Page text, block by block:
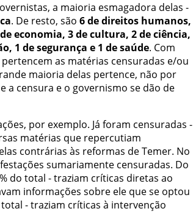
a maioria esmagadora delas -
. De resto, são 6 de direitos humanos,
economia, 3 de cultura, 2 de ciência,
1 de segurança e 1 de saúde. Com
as matérias censuradas e/ou
maioria delas pertence, não por
a censura e o governismo se dão de
por exemplo. Já foram censuradas -
matérias que repercutiam
contrárias às reformas de Temer. No
sumariamente censuradas. Do
do total - traziam críticas diretas ao
informações sobre ele que se optou
- traziam críticas à intervenção